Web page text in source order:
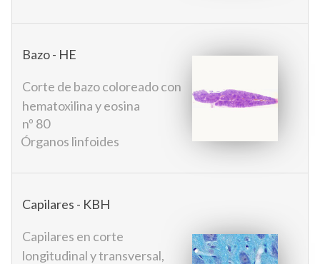
Bazo - HE
Corte de bazo coloreado con
hematoxilina y eosina
nº 80
Órganos linfoides
Capilares - KBH
Capilares en corte
longitudinal y transversal,